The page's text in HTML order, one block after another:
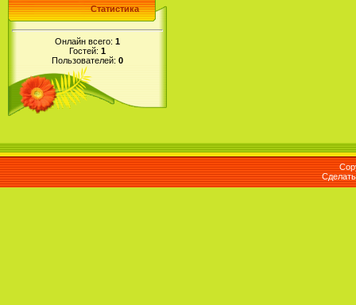
Статистика
Онлайн всего: 1
Гостей: 1
Пользователей: 0